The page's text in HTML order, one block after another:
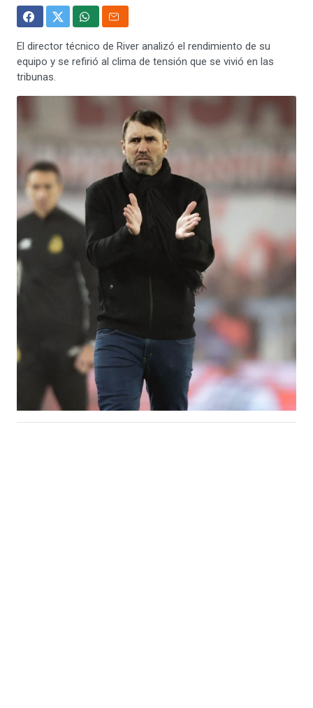
El director técnico de River analizó el rendimiento de su
equipo y se refirió al clima de tensión que se vivió en las
tribunas.